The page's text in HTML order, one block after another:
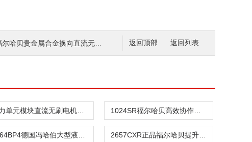
返回列表
返回顶部
哈贝贵金属合金换向直流无刷电机